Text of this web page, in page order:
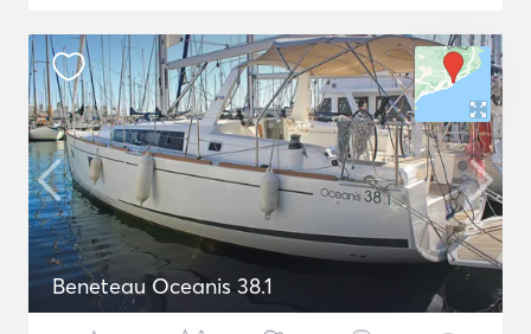
Beneteau Oceanis 38.1